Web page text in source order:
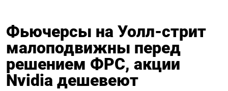
Фьючерсы на Уолл-стрит
малоподвижны перед
решением ФРС, акции
Nvidia дешевеют